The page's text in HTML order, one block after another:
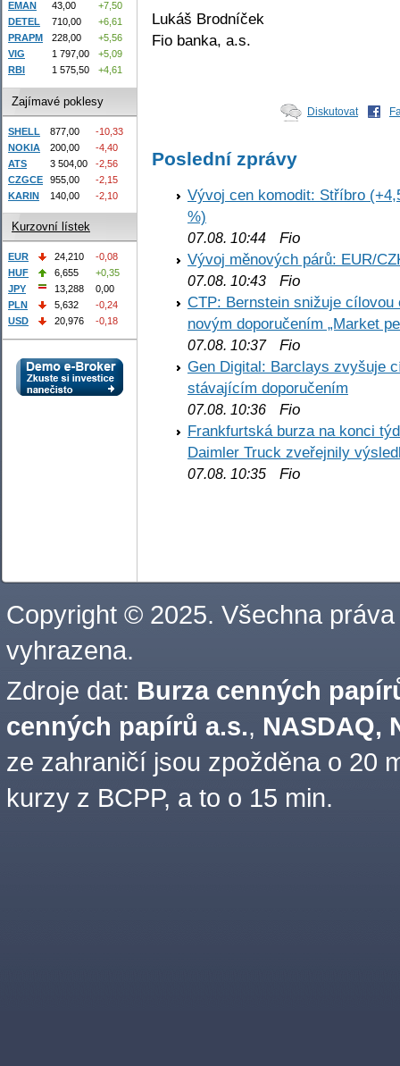
Lukáš Brodníček
Fio banka, a.s.
Diskutovat
Poslední zprávy
Vývoj cen komodit: Stříbro
%)
07.08. 10:44 Fio
Vývoj měnových párů: EUR/
07.08. 10:43 Fio
CTP: Bernstein snižuje
novým doporučením „Market
07.08. 10:37Fio
Gen Digital: Barclays zvyšuje
stávajícím doporučením
07.08. 10:36 Fio
Frankfurtská burza na konci
Daimler Truck zveřejnily
07.08. 10:35 Fio
EMAN 43,00
+7,50
DETEL
710,00
+6,61
PRAPM
228,00
+5,56
VIG
1 797,00
+5,09
RBI
1 575,50 +4,61
Zajímavé poklesy
SHELL 877,00
-10,33
NOKIA
200,00
-4,40
ATS
3 504,00
-2,56
CZGCE
955,00
-2,15
KARIN
140,00 -2,10
Kurzovní lístek
EUR 24,210
-0,08
HUF
6,655
+0,35
JPY
13,288
0,00
PLN
5,632
-0,24
USD
20,976 -0,18
Copyright © 2025. Všechna práva
vyhrazena.
Zdroje dat: Burza cenných
cenných papírů a.s., NASDAQ,
ze zahraničí jsou zpožděna o 20
kurzy z BCPP, a to o 15 min.